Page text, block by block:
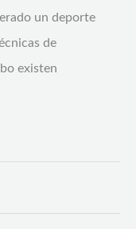
un deporte
de
existen